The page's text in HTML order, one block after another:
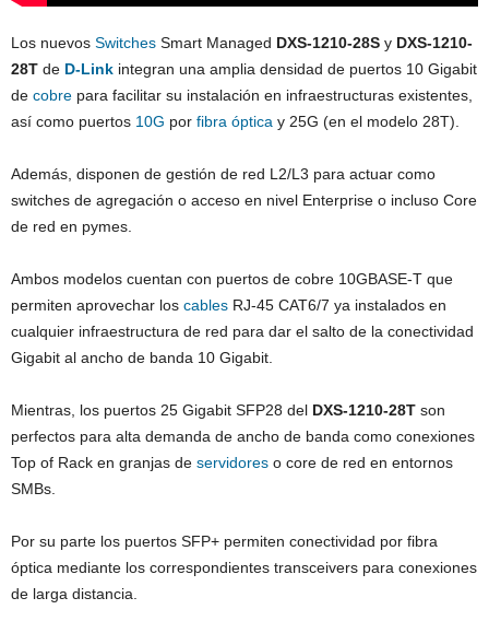
Los nuevos Switches Smart Managed DXS-1210-28S y DXS-1210-
28T de D-Link integran una amplia densidad de puertos 10 Gigabit
de cobre para facilitar su instalación en infraestructuras existentes,
así como puertos 10G por fibra óptica y 25G (en el modelo 28T).
Además, disponen de gestión de red L2/L3 para actuar como
switches de agregación o acceso en nivel Enterprise o incluso Core
de red en pymes.
Ambos modelos cuentan con puertos de cobre 10GBASE-T que
permiten aprovechar los cables RJ-45 CAT6/7 ya instalados en
cualquier infraestructura de red para dar el salto de la conectividad
Gigabit al ancho de banda 10 Gigabit.
Mientras, los puertos 25 Gigabit SFP28 del DXS-1210-28T son
perfectos para alta demanda de ancho de banda como conexiones
Top of Rack en granjas de servidores o core de red en entornos
SMBs.
Por su parte los puertos SFP+ permiten conectividad por fibra
óptica mediante los correspondientes transceivers para conexiones
de larga distancia.